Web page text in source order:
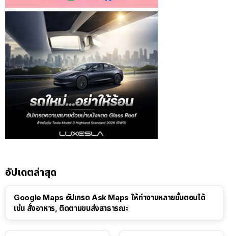
อัปเดตล่าสุด
Google Maps อัปเกรด Ask Maps ให้ทำงานหลายขั้นตอนได้
เช่น สั่งอาหาร, ติดตามขนส่งสาธารณะ